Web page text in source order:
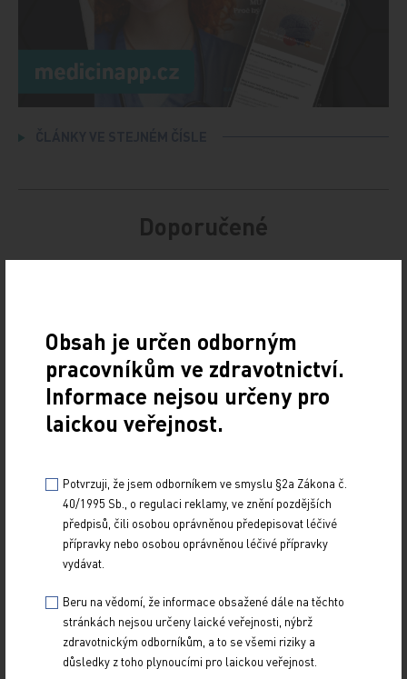
Doporučené
29. 9. 2025
Úvod Primární biliární cholangitida (PBC) představuje
chronické autoimunitní onemocnění jater, které se rozvíjí
na podkladě kombinace genetických a…
PRO PŘEDPLATITELE
29. 9. 2025
Primární biliární cholangitida (PBC) je imunologicky
podmíněné chronické jaterní onemocnění. Neléčená vede
ve svém dlouhodobém průběhu k destrukci…
Iptakopan
Obsah je určen odborným
pracovníkům ve zdravotnictví.
Informace nejsou určeny pro
laickou veřejnost.
Potvrzuji, že jsem odborníkem ve smyslu §2a Zákona č.
40/1995 Sb., o regulaci reklamy, ve znění pozdějších
předpisů, čili osobou oprávněnou předepisovat léčivé
přípravky nebo osobou oprávněnou léčivé přípravky
vydávat.
Beru na vědomí, že informace obsažené dále na těchto
stránkách nejsou určeny laické veřejnosti, nýbrž
zdravotnickým odborníkům, a to se všemi riziky a
důsledky z toho plynoucími pro laickou veřejnost.